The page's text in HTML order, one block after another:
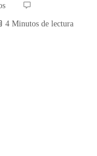
4 Minutos de lectura